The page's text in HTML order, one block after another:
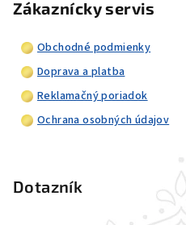
Zákaznícky servis
Obchodné podmienky
Doprava a platba
Reklamačný poriadok
Ochrana osobných údajov
Dotazník